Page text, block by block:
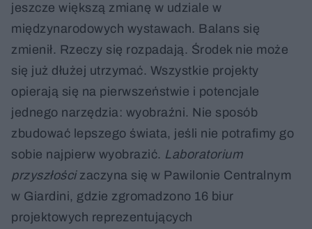
jeszcze większą zmianę w udziale w
międzynarodowych wystawach. Balans się
zmienił. Rzeczy się rozpadają. Środek nie może
się już dłużej utrzymać. Wszystkie projekty
opierają się na pierwszeństwie i potencjale
jednego narzędzia: wyobraźni. Nie sposób
zbudować lepszego świata, jeśli nie potrafimy go
sobie najpierw wyobrazić. Laboratorium
przyszłościzaczyna się w Pawilonie Centralnym
w Giardini, gdzie zgromadzono 16 biur
projektowych reprezentujących